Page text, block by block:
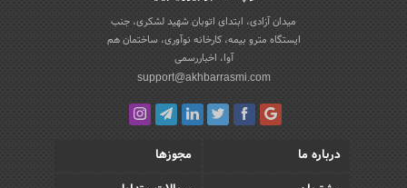
میدان آزادی، ابتدای اتوبان شهید لشکری، جنب
ایستگاه مترو بیمه، کارخانه نوآوری، ساختمان هم
آوا، اخباررسمی
support@akhbarrasmi.com
درباره ما
مجوزها